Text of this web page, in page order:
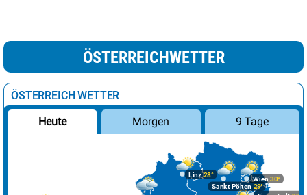
ÖSTERREICHWETTER
ÖSTERREICH WETTER
Heute Morgen 9 Tage
Linz28°
Wien 30°
Sankt Pölten 29°